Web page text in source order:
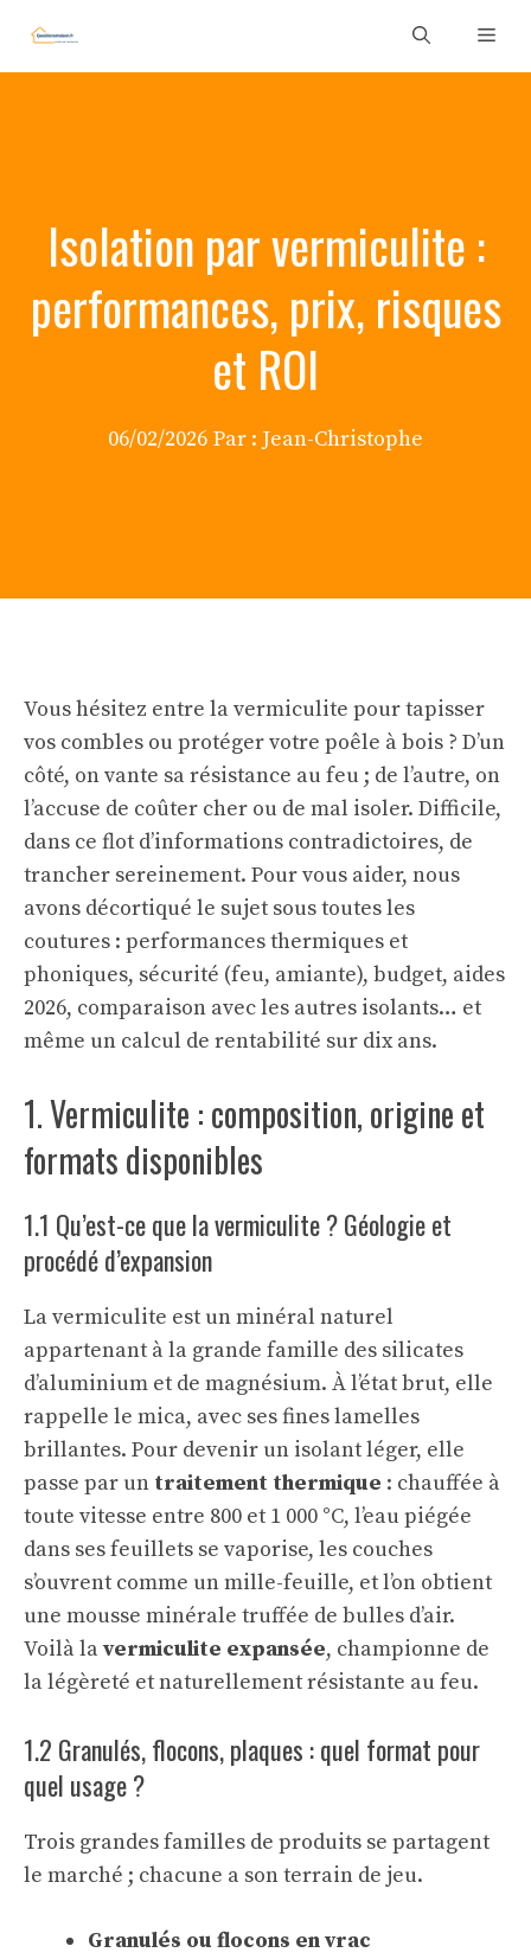
contenu
Isolation par vermiculite :
performances, prix, risques
et ROI
06/02/2026 Par : Jean-Christophe
Vous hésitez entre la vermiculite pour tapisser
vos combles ou protéger votre poêle à bois ? D’un
côté, on vante sa résistance au feu ; de l’autre, on
l’accuse de coûter cher ou de mal isoler. Difficile,
dans ce flot d’informations contradictoires, de
trancher sereinement. Pour vous aider, nous
avons décortiqué le sujet sous toutes les
coutures : performances thermiques et
phoniques, sécurité (feu, amiante), budget, aides
2026, comparaison avec les autres isolants… et
même un calcul de rentabilité sur dix ans.
1. Vermiculite : composition, origine et
formats disponibles
1.1 Qu’est-ce que la vermiculite ? Géologie et
procédé d’expansion
La vermiculite est un minéral naturel
appartenant à la grande famille des silicates
d’aluminium et de magnésium. À l’état brut, elle
rappelle le mica, avec ses fines lamelles
brillantes. Pour devenir un isolant léger, elle
passe par un traitement thermique : chauffée à
toute vitesse entre 800 et 1 000 °C, l’eau piégée
dans ses feuillets se vaporise, les couches
s’ouvrent comme un mille-feuille, et l’on obtient
une mousse minérale truffée de bulles d’air.
Voilà lavermiculite expansée, championne de
la légèreté et naturellement résistante au feu.
1.2 Granulés, flocons, plaques : quel format pour
quel usage ?
Trois grandes familles de produits se partagent
le marché ; chacune a son terrain de jeu.
Granulés ou flocons en vrac